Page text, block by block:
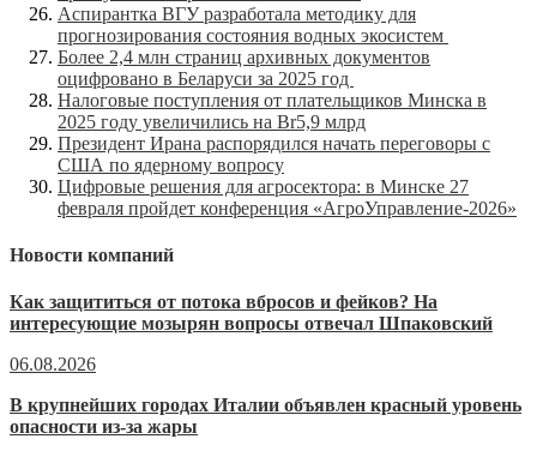
Аспирантка ВГУ разработала методику для
прогнозирования состояния водных экосистем
Более 2,4 млн страниц архивных документов
оцифровано в Беларуси за 2025 год
Налоговые поступления от плательщиков Минска в
2025 году увеличились на Br5,9 млрд
Президент Ирана распорядился начать переговоры с
США по ядерному вопросу
Цифровые решения для агросектора: в Минске 27
февраля пройдет конференция «АгроУправление-2026»
Новости компаний
Как защититься от потока вбросов и фейков? На
интересующие мозырян вопросы отвечал Шпаковский
06.08.2026
В крупнейших городах Италии объявлен красный уровень
опасности из-за жары